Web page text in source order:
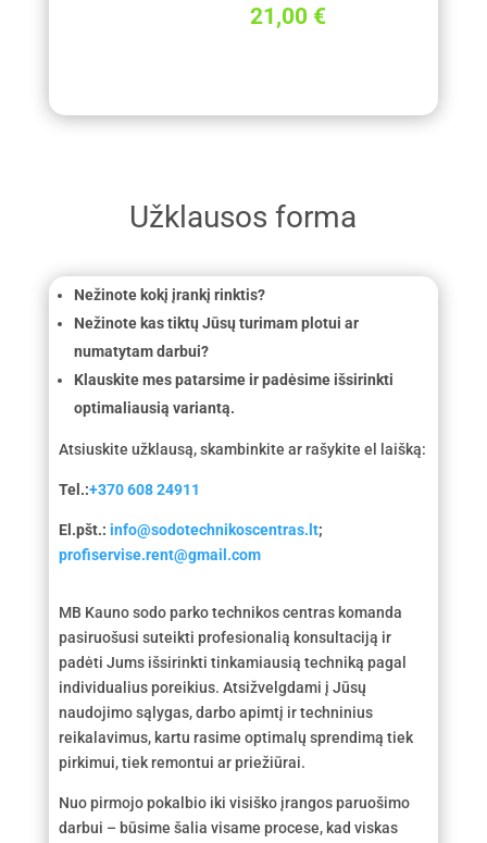
21,00 €
Užklausos forma
Nežinote kokį įrankį rinktis?
Nežinote kas tiktų Jūsų turimam plotui ar
numatytam darbui?
Klauskite mes patarsime ir padėsime išsirinkti
optimaliausią variantą.
Atsiuskite užklausą, skambinkite ar rašykite el laišką:
Tel.:+370 608 24911
El.pšt.: info@sodotechnikoscentras.lt;
profiservise.rent@gmail.com
MB Kauno sodo parko technikos centras komanda
pasiruošusi suteikti profesionalią konsultaciją ir
padėti Jums išsirinkti tinkamiausią techniką pagal
individualius poreikius. Atsižvelgdami į Jūsų
naudojimo sąlygas, darbo apimtį ir techninius
reikalavimus, kartu rasime optimalų sprendimą tiek
pirkimui, tiek remontui ar priežiūrai.
Nuo pirmojo pokalbio iki visiško įrangos paruošimo
darbui – būsime šalia visame procese, kad viskas